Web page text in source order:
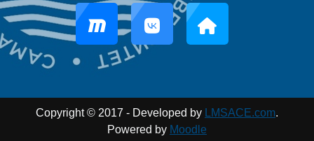
Copyright © 2017 - Developed by LMSACE.com.
Powered by Moodle